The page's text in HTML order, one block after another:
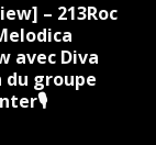
– 213Rock
avec Diva
du groupe